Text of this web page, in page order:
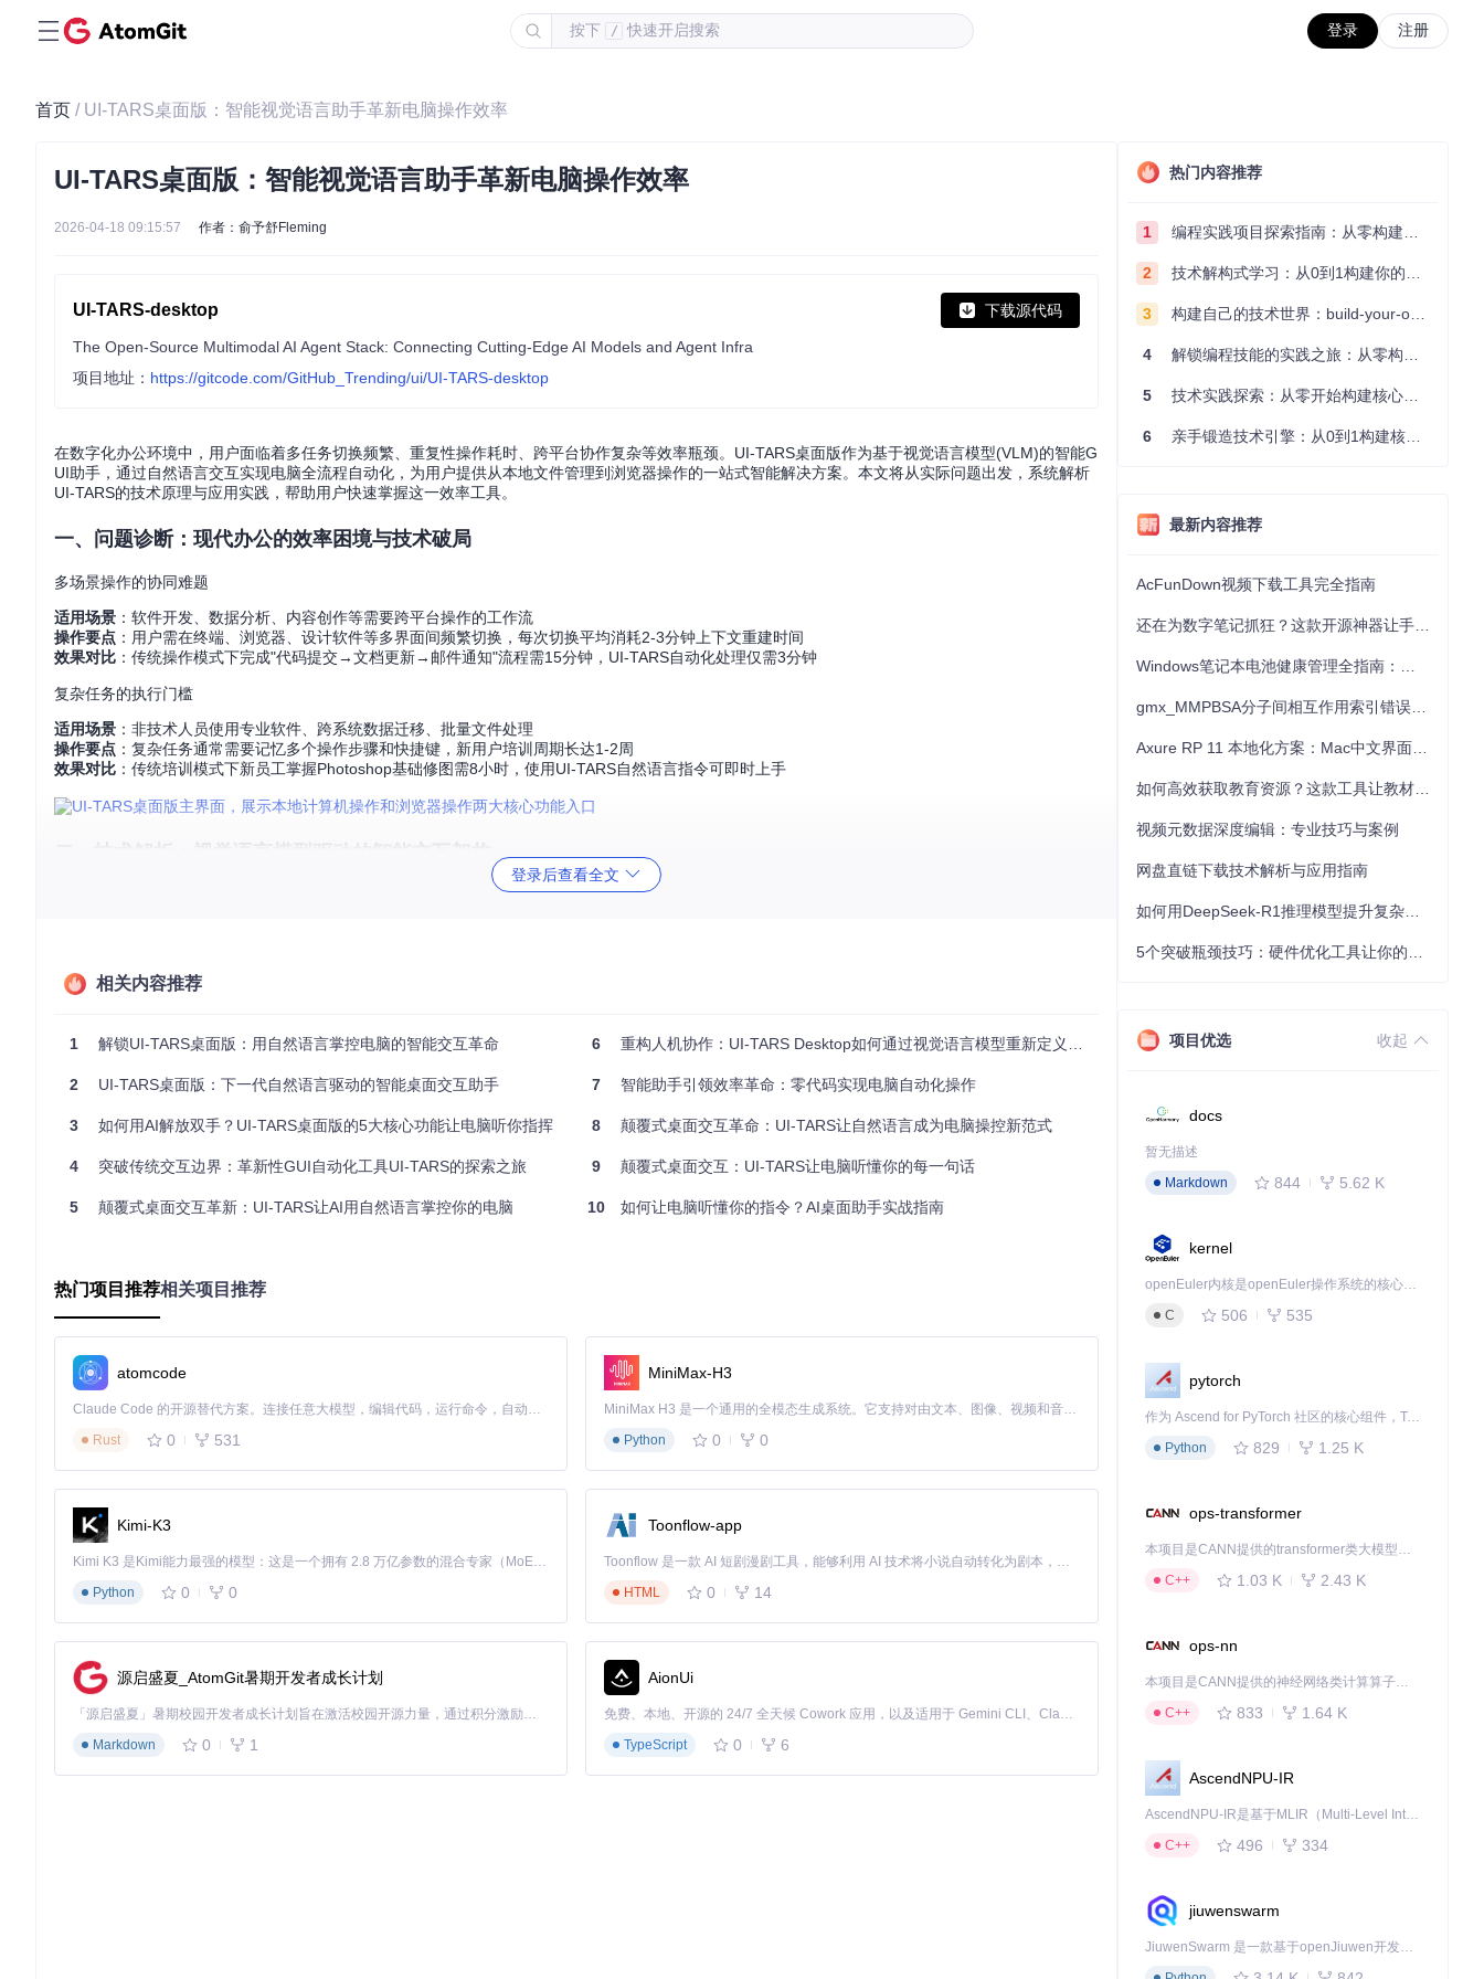
按下 / 快速开启搜索 登录 注册
首页 / UI-TARS桌面版：智能视觉语言助手革新电脑操作效率
UI-TARS桌面版：智能视觉语言助手革新电脑操作效率
2026-04-18 09:15:57 作者：俞予舒Fleming
UI-TARS-desktop 下载源代码
The Open-Source Multimodal AI Agent Stack: Connecting Cutting-Edge AI Models and Agent Infra
项目地址： https://gitcode.com/GitHub_Trending/ui/UI-TARS-desktop
在数字化办公环境中，用户面临着多任务切换频繁、重复性操作耗时、跨平台协作复杂等效率瓶颈。UI-TARS桌面版作为基于视觉语言模型(VLM)的智能G
UI助手，通过自然语言交互实现电脑全流程自动化，为用户提供从本地文件管理到浏览器操作的一站式智能解决方案。本文将从实际问题出发，系统解析
UI-TARS的技术原理与应用实践，帮助用户快速掌握这一效率工具。
一、问题诊断：现代办公的效率困境与技术破局
多场景操作的协同难题
适用场景 ：软件开发、数据分析、内容创作等需要跨平台操作的工作流
操作要点 ：用户需在终端、浏览器、设计软件等多界面间频繁切换，每次切换平均消耗2-3分钟上下文重建时间
效果对比 ：传统操作模式下完成"代码提交→文档更新→邮件通知"流程需15分钟，UI-TARS自动化处理仅需3分钟
复杂任务的执行门槛
适用场景 ：非技术人员使用专业软件、跨系统数据迁移、批量文件处理
操作要点 ：复杂任务通常需要记忆多个操作步骤和快捷键，新用户培训周期长达1-2周
效果对比 ：传统培训模式下新员工掌握Photoshop基础修图需8小时，使用UI-TARS自然语言指令可即时上手
懂"界面并执行操作。
本地计算机引擎：通过系统API实现窗口管理、鼠标键盘模拟、文件系统操作，支持Windows/macOS双平台
操作要点：
启动应用：npm run dev 效果对比
操作要点
：
在火山引擎控制台创建API Key（如图所示）
选择"Doubao-1.5-UI-TAR"模型并保存配置
：手动配置模型参数需10分钟，使用预设模板可一键完成
任务执行：自然语言驱动的自动化操作
适用场景：GitHub项目issue监控、定期报告生成、网页数据采集等重复性任务
系统自动分析指令并生成操作计划
实时展示执行过程并生成结果报告
：人工监控GitHub issue需每小时检查一次，UI-TARS可实时响应新issue并自动生成报告
预设管理：团队协作的配置共享方案
适用场景：团队统一操作规范、复杂任务模板化
登录后查看全文
相关内容推荐
1 解锁UI-TARS桌面版：用自然语言掌控电脑的智能交互革命
2 UI-TARS桌面版：下一代自然语言驱动的智能桌面交互助手
3 如何用AI解放双手？UI-TARS桌面版的5大核心功能让电脑听你指挥
4 突破传统交互边界：革新性GUI自动化工具UI-TARS的探索之旅
5 颠覆式桌面交互革新：UI-TARS让AI用自然语言掌控你的电脑
6 重构人机协作：UI-TARS Desktop如何通过视觉语言模型重新定义桌面效率
7 智能助手引领效率革命：零代码实现电脑自动化操作
8 颠覆式桌面交互革命：UI-TARS让自然语言成为电脑操控新范式
9 颠覆式桌面交互：UI-TARS让电脑听懂你的每一句话
10 如何让电脑听懂你的指令？AI桌面助手实战指南
热门项目推荐相关项目推荐
atomcode
Claude Code 的开源替代方案。连接任意大模型，编辑代码，运行命令，自动验证 — 全自动执行。用 Rust 构建，极致性能。 ｜ An open-source alternative to Claude Code. Connect any LLM, edit code, run commands, and verify changes — autonomously. Built in Rust for speed. Get Started
Rust
0 531
MiniMax-H3
MiniMax H3 是一个通用的全模态生成系统。它支持对由文本、图像、视频和音频组成的多模态上下文进行统一理解，并能生成分辨率高达 2K、时长可达 15 秒的带原生立体声音频的视频。得益于面向任务泛化的系统设计，H3 在预训练阶段就已具备广泛的多模态上下文理解与生成能力，能够出色地执行复杂的多模态指令。
Python
0 0
Kimi-K3
Kimi K3 是Kimi能力最强的模型：这是一个拥有 2.8 万亿参数的混合专家（MoE）模型，具备原生视觉理解能力，并支持 100 万 token 的上下文窗口。
Python
0 0
Toonflow-app
Toonflow 是一款 AI 短剧漫剧工具，能够利用 AI 技术将小说自动转化为剧本，并结合 AI 生成的图片和视频，实现高效的短剧创作。借助 Toonflow，可以轻松完成从文字到影像的全流程，让短剧制作变得更加智能与便捷。
HTML
0 14
源启盛夏_AtomGit暑期开发者成长计划
「源启盛夏」暑期校园开发者成长计划旨在激活校园开源力量，通过积分激励、认证扶持、资源倾斜等形式，引导高校组织和开发者完成「入驻 — 建项目 — 做贡献 — 获认证 — 得资源」的完整闭环。无论你是想带领社团入驻平台的组织者，还是希望用代码贡献证明自己的开发者，都能在这里找到属于你的成长路径。
Markdown
0 1
AionUi
免费、本地、开源的 24/7 全天候 Cowork 应用，以及适用于 Gemini CLI、Claude Code、Codex、OpenCode、Qwen Code、Goose CLI、Auggie 等的 OpenClaw | 🌟 喜欢就点star吧
TypeScript
0 6
热门内容推荐
1 编程实践项目探索指南：从零构建技术能力体系
2 技术解构式学习：从0到1构建你的编程知识体系
3 构建自己的技术世界：build-your-own-x项目的实践探索指南
4 解锁编程技能的实践之旅：从零构建你的技术世界
5 技术实践探索：从零开始构建核心系统的实践指南
6 亲手锻造技术引擎：从0到1构建核心系统的实践指南
最新内容推荐
AcFunDown视频下载工具完全指南
视频元数据深度编辑：专业技巧与案例
网盘直链下载技术解析与应用指南
项目优选 收起
docs
暂无描述
Markdown
844 5.62 K
kernel
openEuler内核是openEuler操作系统的核心，既是系统性能与稳定性的基石，也是连接处理器、设备与服务的桥梁。
C
506 535
pytorch
作为 Ascend for PyTorch 社区的核心组件，TorchNPU 是昇腾专为 PyTorch 打造的深度学习适配插件，使 PyTorch 框架能够直接调用昇腾 NPU，为开发者提供昇腾 AI 处理器的超强算力。
Python
829 1.25 K
ops-transformer
本项目是CANN提供的transformer类大模型算子库，实现网络在NPU上加速计算。
C++
1.03 K 2.43 K
ops-nn
本项目是CANN提供的神经网络类计算算子库，实现网络在NPU上加速计算。
C++
833 1.64 K
AscendNPU-IR
AscendNPU-IR是基于MLIR（Multi-Level Intermediate Representation）构建的，面向昇腾亲和算子编译时使用的中间表示，提供昇腾完备表达能力，通过编译优化提升昇腾AI处理器计算效率，支持通过生态框架使能昇腾AI处理器与深度调优
C++
496 334
jiuwenswarm
JiuwenSwarm 是一款基于openJiuwen开发的智能AI Agent，它能够将大语言模型的强大能力，通过你日常使用的各类通讯应用，直接延伸至你的指尖。